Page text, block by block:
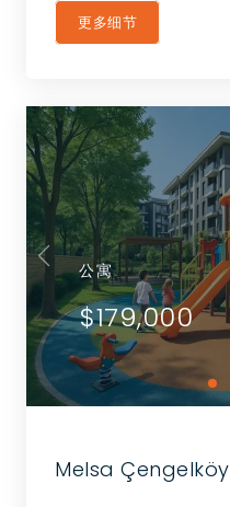
更多细节
公寓
$179,000
Melsa Çengelköy